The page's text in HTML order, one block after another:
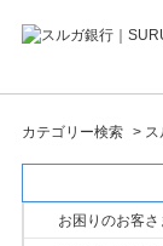
カテゴリー検索 > ス
お困りのお客さ